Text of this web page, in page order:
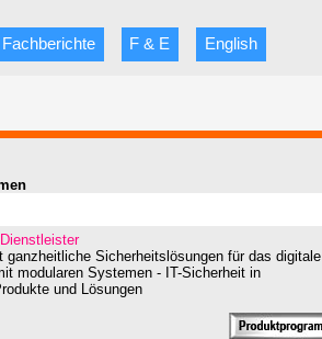
Fachberichte F & E English
Sicherheitslösungen für das digitale
modularen Systemen - IT-Sicherheit in
und Lösungen